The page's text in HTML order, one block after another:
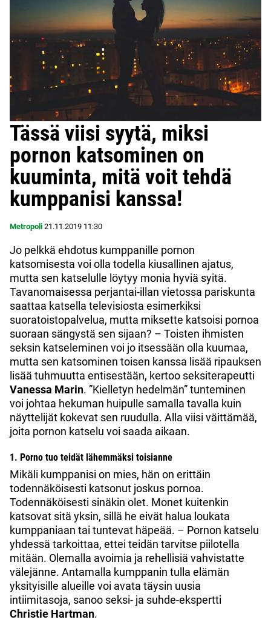
Tässä viisi syytä, miksi
pornon katsominen on
kuuminta, mitä voit tehdä
kumppanisi kanssa!
Metropoli 21.11.2019 11:30
Jo pelkkä ehdotus kumppanille pornon
katsomisesta voi olla todella kiusallinen ajatus,
mutta sen katselulle löytyy monia hyviä syitä.
Tavanomaisessa perjantai-illan vietossa pariskunta
saattaa katsella televisiosta esimerkiksi
suoratoistopalvelua, mutta miksette katsoisi pornoa
suoraan sängystä sen sijaan? – Toisten ihmisten
seksin katseleminen voi jo itsessään olla kuumaa,
mutta sen katsominen toisen kanssa lisää ripauksen
lisää tuhmuutta entisestään, kertoo seksiterapeutti
Vanessa Marin. ”Kielletyn hedelmän” tunteminen
voi johtaa hekuman huipulle samalla tavalla kuin
näyttelijät kokevat sen ruudulla. Alla viisi väittämää,
joita pornon katselu voi saada aikaan.
1. Porno tuo teidät lähemmäksi toisianne
Mikäli kumppanisi on mies, hän on erittäin
todennäköisesti katsonut joskus pornoa.
Todennäköisesti sinäkin olet. Monet kuitenkin
katsovat sitä yksin, sillä he eivät halua loukata
kumppaniaan tai tuntevat häpeää. – Pornon katselu
yhdessä tarkoittaa, ettei teidän tarvitse piilotella
mitään. Olemalla avoimia ja rehellisiä vahvistatte
välejänne. Antamalla kumppanin tulla elämän
yksityisille alueille voi avata täysin uusia
intiimitasoja, sanoo seksi- ja suhde-ekspertti
Christie Hartman.